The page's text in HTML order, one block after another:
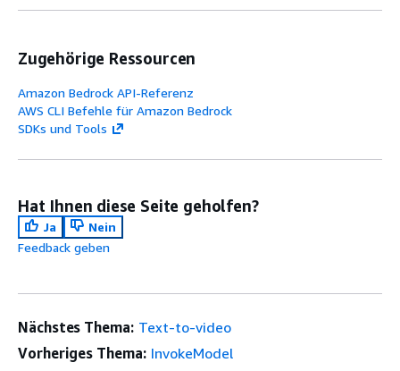
Zugehörige Ressourcen
Amazon Bedrock API-Referenz
AWS CLI Befehle für Amazon Bedrock
SDKs und Tools
Hat Ihnen diese Seite geholfen?
Ja
Nein
Feedback geben
Nächstes Thema: Text-to-video
Vorheriges Thema: InvokeModel